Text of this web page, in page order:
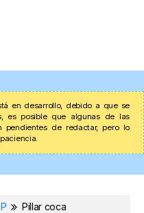
en desarrollo, debido a que se
es posible que algunas de las
pendientes de redactar, pero lo
Pillar coca